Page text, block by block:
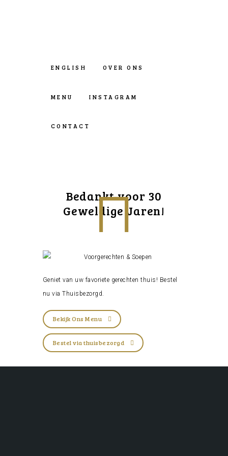
ENGLISH OVER ONS
MENU INSTAGRAM
CONTACT
Bedankt voor 30
Geweldige Jaren!
Geniet van uw favoriete gerechten thuis! Bestel
nu viaThuisbezorgd
Bekijk Ons Menu
Bestel via thuisbezorgd